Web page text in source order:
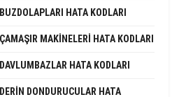
HATA KODLARI
MAKINELERI HATA KODLARI
HATA KODLARI
DONDURUCULAR HATA